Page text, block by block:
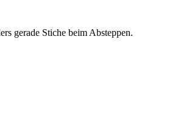
gerade Stiche beim Absteppen.